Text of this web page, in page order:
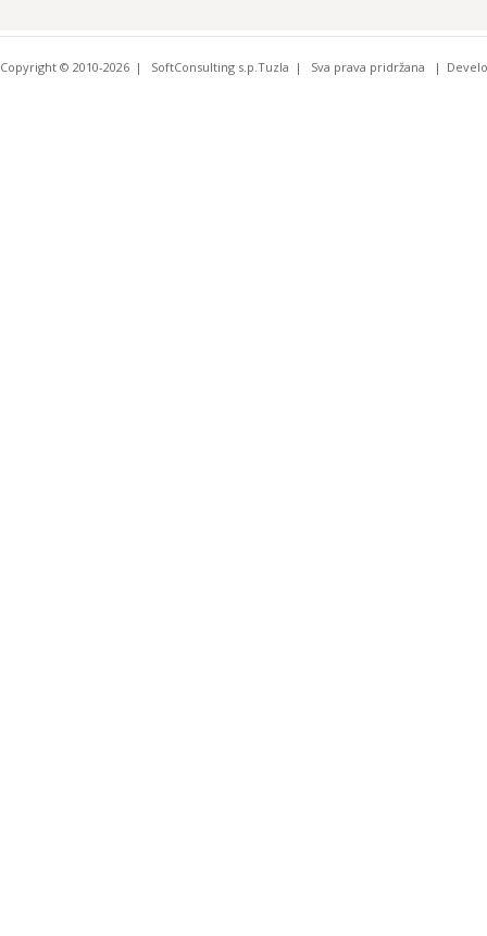
Copyright © 2010-2026 SoftConsulting s.p.Tuzla Sva prava pridržana